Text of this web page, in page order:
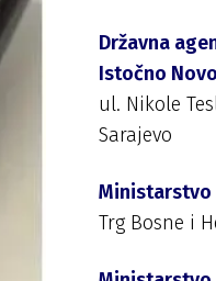
Državna
Istočno
ul. Nikole
Sarajevo
Ministarstvo
Trg Bosne i